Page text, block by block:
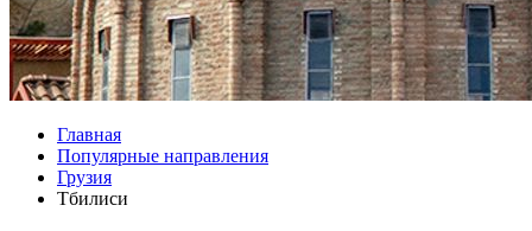
Главная
Популярные направления
Грузия
Тбилиси